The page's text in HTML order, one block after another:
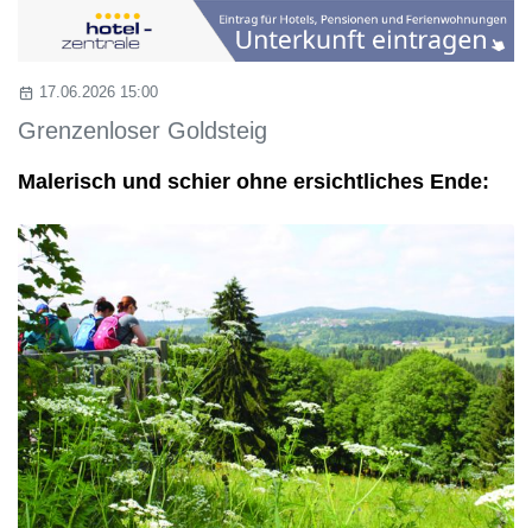
17.06.2026 15:00
Grenzenloser Goldsteig
Malerisch und schier ohne ersichtliches Ende: